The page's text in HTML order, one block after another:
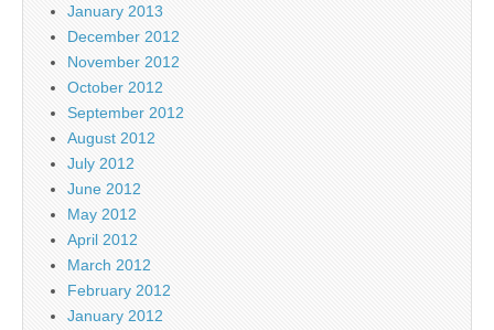
January 2013
December 2012
November 2012
October 2012
September 2012
August 2012
July 2012
June 2012
May 2012
April 2012
March 2012
February 2012
January 2012